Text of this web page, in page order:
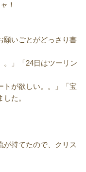
！
願いごとがどっさり書
。」「24日はツーリン
トが欲しい。。」「宝
た。
が持てたので、クリス